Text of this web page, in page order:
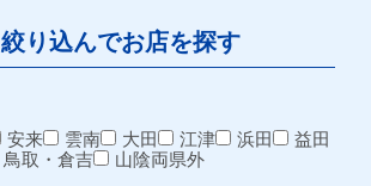
絞り込んでお店を探す
安来 雲南 大田 江津 浜田
益田
鳥取・倉吉 山陰両県外